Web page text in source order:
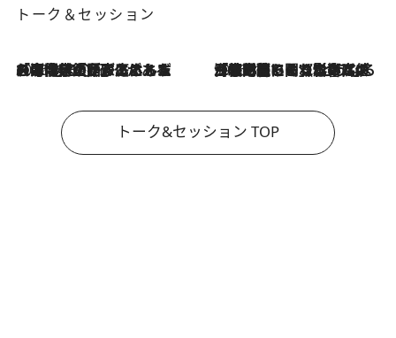
トーク＆セッション
2026.8.3
「今後値上げがあるとすれば…」「リスクがあるのは今年の冬」エネルギー専門家が語る、ホルムズ海峡封鎖が家庭にもたらす“ある心配” 2026.8.3
「住宅建てられない…」「サーチャージ料の高値が続いている」ホルムズ海峡封鎖による影響はいつまで続く？《エネルギー専門家に聞く“どうなる日本の暮らし”》
トーク&セッション TOP